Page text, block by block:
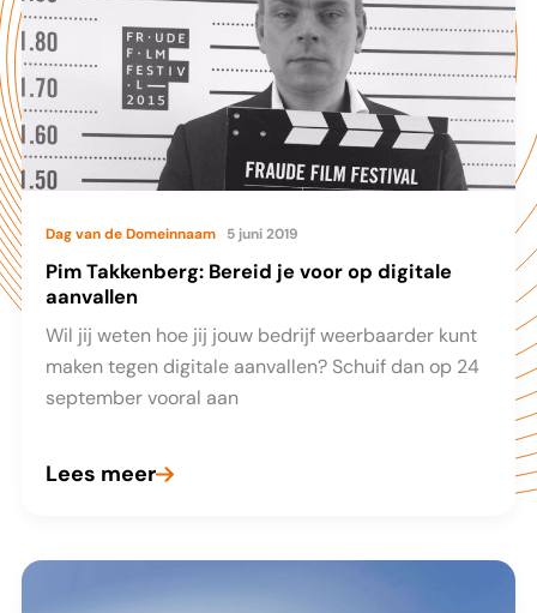
Bas
Doorn
Dag van de Domeinnaam 5 juni 2019
Pim Takkenberg: Bereid je voor op digitale
aanvallen
Wil jij weten hoe jij jouw bedrijf weerbaarder kunt
maken tegen digitale aanvallen? Schuif dan op 24
september vooral aan
Pim
Bereid
Lees meer